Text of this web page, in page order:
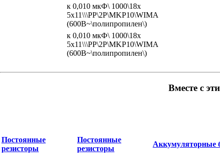
к 0,010 мкФ\ 1000\18x
5x11\\\PP\2P\MKP10\WIMA
(600В~\полипропилен\)
к 0,010 мкФ\ 1000\18x
5x11\\\PP\2P\MKP10\WIMA
(600В~\полипропилен\)
Вместе с
Постоянные
резисторы
Постоянные
резисторы
Аккумуляторные